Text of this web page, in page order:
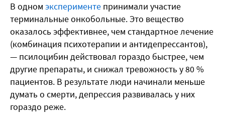
В одном эксперименте принимали участие
терминальные онкобольные. Это вещество
оказалось эффективнее, чем стандартное лечение
(комбинация психотерапии и антидепрессантов),
— псилоцибин действовал гораздо быстрее, чем
другие препараты, и снижал тревожность у 80 %
пациентов. В результате люди начинали меньше
думать о смерти, депрессия развивалась у них
гораздо реже.